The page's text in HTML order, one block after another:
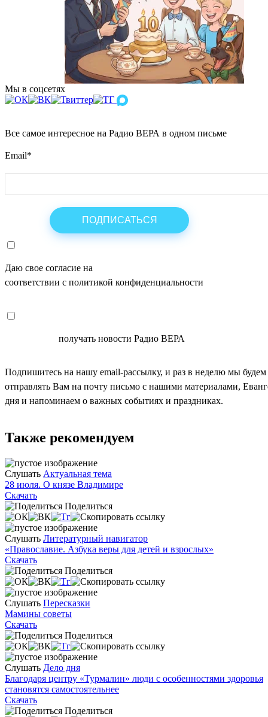
Мы в соцсетях
Все самое интересное на Радио ВЕРА в одном письме
Email*
Даю свое согласие на
соответствии с политикой конфиденциальности
получать новости Радио ВЕРА
Подпишитесь на нашу email-рассылку, и раз в неделю мы будем
отправлять Вам на почту письмо с нашими материалами,
дня и напоминаем о важных событиях и праздниках.
Также рекомендуем
Слушать Актуальная тема
28 июля. О князе Владимире
Скачать
Поделиться
Слушать Литературный навигатор
«Православие. Азбука веры для детей и взрослых»
Скачать
Поделиться
Слушать Пересказки
Мамины советы
Скачать
Поделиться
Слушать Дело дня
Благодаря центру «Турмалин» люди с особенностями здоровья
становятся самостоятельнее
Скачать
Поделиться